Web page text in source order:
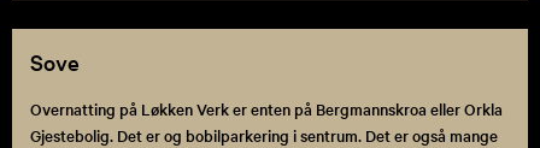
Sove
Overnatting på Løkken Verk er enten på Bergmannskroa eller Orkla
Gjestebolig. Det er og bobilparkering i sentrum. Det er også mange